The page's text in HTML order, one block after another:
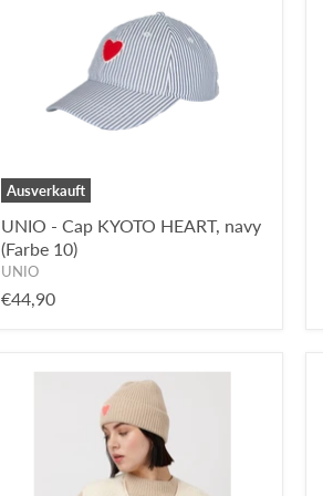
Ausverkauft
UNIO - Cap KYOTO HEART, navy
(Farbe 10)
UNIO
€44,90